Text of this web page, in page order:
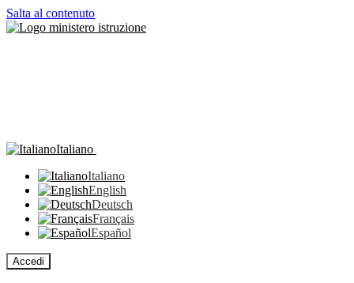
Salta al contenuto
Italiano
Italiano
English
Deutsch
Français
Español
Accedi